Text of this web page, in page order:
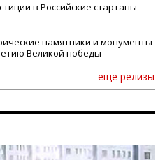
в Российские стартапы
памятники и монументы
Великой победы
еще релизы